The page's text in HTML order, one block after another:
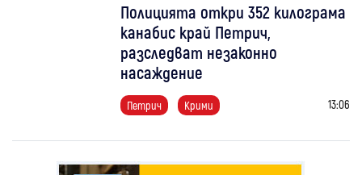
Полицията откри 352 килограма
канабис край Петрич,
разследват незаконно
насаждение
Петрич Крими 13:06